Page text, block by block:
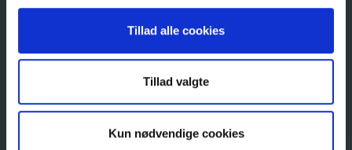
Tillad alle cookies
Tillad valgte
Kun nødvendige cookies